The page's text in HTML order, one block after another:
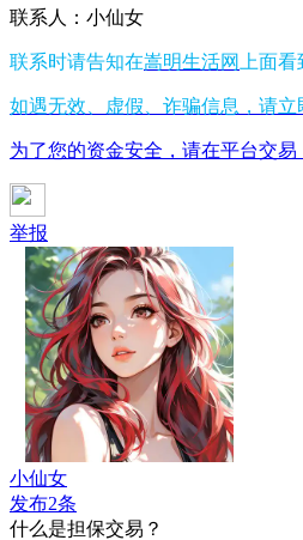
联系人：小仙女
联系时请告知在嵩明生活网 上面
如遇无效、虚假、诈骗信息，请立
为了您的资金安全，请在平台交易
举报
小仙女
发布2条
什么是担保交易？